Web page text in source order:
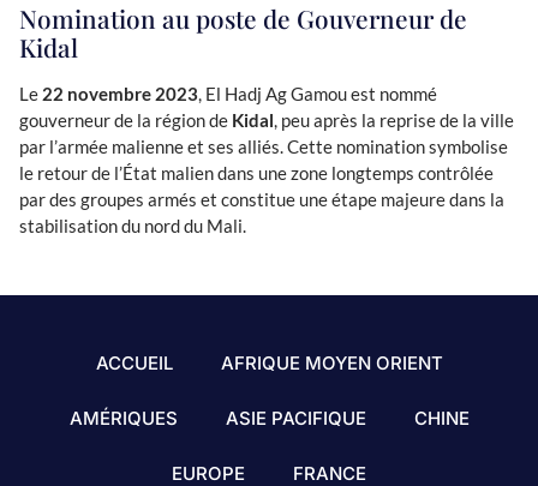
Nomination au poste de Gouverneur de
Kidal
Le 22 novembre 2023, El Hadj Ag Gamou est nommé
gouverneur de la région de Kidal, peu après la reprise de la ville
par l’armée malienne et ses alliés. Cette nomination symbolise
le retour de l’État malien dans une zone longtemps contrôlée
par des groupes armés et constitue une étape majeure dans la
stabilisation du nord du Mali.
ACCUEIL AFRIQUE MOYEN ORIENT
AMÉRIQUES ASIE PACIFIQUE CHINE
EUROPE FRANCE